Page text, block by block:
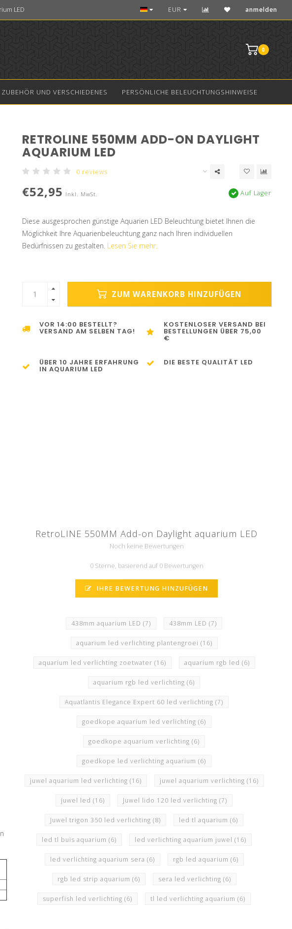
LED Die beste Qualität LED
EUR anmelden
0
ZUBEHÖR UND VERSCHIEDENES PERSÖNLICHE BELEUCHTUNGSHINWEISE
RETROLINE 550MM ADD-ON DAYLIGHT
AQUARIUM LED
0 reviews
€52,95 Inkl. MwSt. Auf Lager
Diese ausgesprochen günstige Aquarien LED Beleuchtung bietet Ihnen die
Möglichkeit Ihre Aquarienbeleuchtung ganz nach Ihren individuellen
Bedürfnissen zu gestalten. Lesen Sie mehr..
ZUM WARENKORB HINZUFÜGEN
VOR 14:00 BESTELLT?
VERSAND AM SELBEN TAG!
KOSTENLOSER VERSAND BEI
BESTELLUNGEN ÜBER 75,00
€
ÜBER 10 JAHRE ERFAHRUNG
IN AQUARIUM LED
DIE BESTE QUALITÄT LED
RetroLINE 550MM Add-on Daylight aquarium LED
Noch keine Bewertungen
0 Sterne, basierend auf 0 Bewertungen
IHRE BEWERTUNG HINZUFÜGEN
438mm aquarium LED(7) 438mm LED(7)
aquarium led verlichting plantengroei (16)
aquarium led verlichting zoetwater (16) aquarium rgb led (6)
aquarium rgb led verlichting(6)
Aquatlantis Elegance Expert 60 led verlichting(7)
goedkope aquarium led verlichting(6)
goedkope aquarium verlichting(6)
goedkope led verlichting aquarium(6)
juwel aquarium led verlichting (16) juwel aquarium verlichting (16)
juwel led(16) Juwel lido 120 led verlichting(7)
Juwel trigon 350 led verlichting(8) led tl aquarium(6)
led tl buis aquarium(6) led verlichting aquarium juwel(16)
led verlichting aquarium sera (6) rgb led aquarium (6)
rgb led strip aquarium (6) sera led verlichting (6)
superfish led verlichting(6) tl led verlichting aquarium(6)